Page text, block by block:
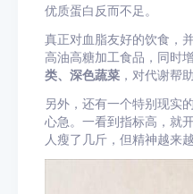
优质蛋白反而不足。
真正对血脂友好的饮食，
高油高糖加工食品，同时
类、深色蔬菜 ，对代谢帮
另外，还有一个特别现实
心急。一看到指标高，就
人瘦了几斤，但精神越来